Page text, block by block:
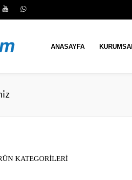
ANASAYFA
KATEGORİLERİ